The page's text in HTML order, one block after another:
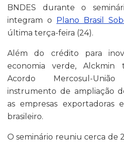
BNDES durante o
integram o Plano Brasil
última terça-feira (24).
Além do crédito para
economia verde, Alckmin
Acordo Mercosul-
instrumento de ampliação
as empresas exportadoras
brasileiro.
O seminário reuniu cerca de